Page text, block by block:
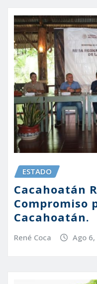
ESTADO
Cacahoatán
Compromiso
Cacahoatán.
René Coca Ago